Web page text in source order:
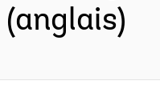
(anglais)